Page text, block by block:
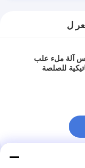
ل
رأس آلة ملء علب
للصلصة